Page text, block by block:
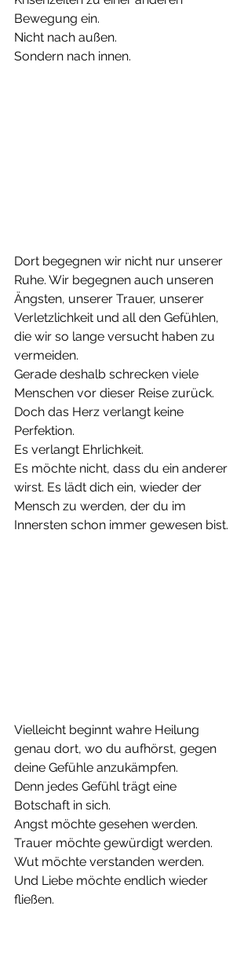
Bewegung ein.
Nicht nach außen.
Sondern nach innen.
Dort begegnen wir nicht nur unserer
Ruhe. Wir begegnen auch unseren
Ängsten, unserer Trauer, unserer
Verletzlichkeit und all den Gefühlen,
die wir so lange versucht haben zu
vermeiden.
Gerade deshalb schrecken viele
Menschen vor dieser Reise zurück.
Doch das Herz verlangt keine
Perfektion.
Es verlangt Ehrlichkeit.
Es möchte nicht, dass du ein anderer
wirst. Es lädt dich ein, wieder der
Mensch zu werden, der du im
Innersten schon immer gewesen bist.
Vielleicht beginnt wahre Heilung
genau dort, wo du aufhörst, gegen
deine Gefühle anzukämpfen.
Denn jedes Gefühl trägt eine
Botschaft in sich.
Angst möchte gesehen werden.
Trauer möchte gewürdigt werden.
Wut möchte verstanden werden.
Und Liebe möchte endlich wieder
fließen.